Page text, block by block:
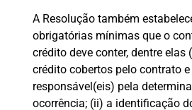
A Resolução também
obrigatórias mínimas que o
crédito deve conter, dentre elas
crédito cobertos pelo contrato e
responsável(eis) pela
ocorrência; (ii) a identificação